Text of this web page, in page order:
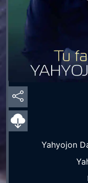
Yahyojon